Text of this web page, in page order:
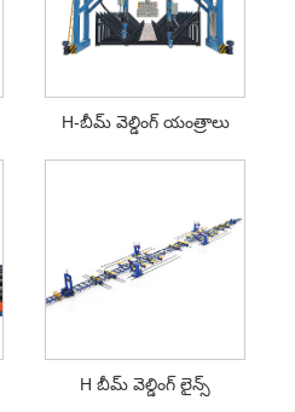
H-బీమ్ వెల్డింగ్ యంత్రాలు
H బీమ్ వెల్డింగ్ లైన్స్